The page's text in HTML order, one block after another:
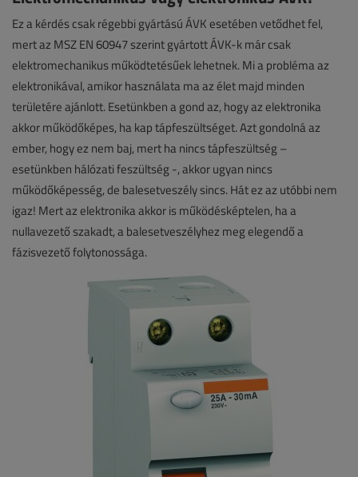
Ez a kérdés csak régebbi gyártású ÁVK esetében vetődhet fel,
mert az MSZ EN 60947 szerint gyártott ÁVK-k már csak
elektromechanikus működtetésűek lehetnek. Mi a probléma az
elektronikával, amikor használata ma az élet majd minden
területére ajánlott. Esetünkben a gond az, hogy az elektronika
akkor működőképes, ha kap tápfeszültséget. Azt gondolná az
ember, hogy ez nem baj, mert ha nincs tápfeszültség –
esetünkben hálózati feszültség -, akkor ugyan nincs
működőképesség, de balesetveszély sincs. Hát ez az utóbbi nem
igaz! Mert az elektronika akkor is működésképtelen, ha a
nullavezető szakadt, a balesetveszélyhez meg elegendő a
fázisvezető folytonossága.